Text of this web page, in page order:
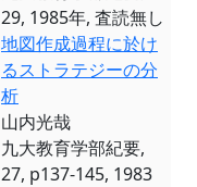
29, 1985年, 査読無し
地図作成過程に於け
るストラテジーの分
析
山内光哉
九大教育学部紀要,
27, p137-145, 1983